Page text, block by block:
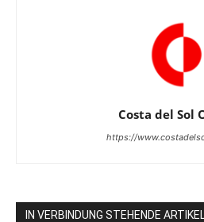
Costa del Sol
https://
IN VERBINDUNG STEHENDE ARTIKEL